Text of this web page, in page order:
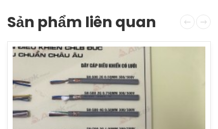
Sản phẩm liên quan